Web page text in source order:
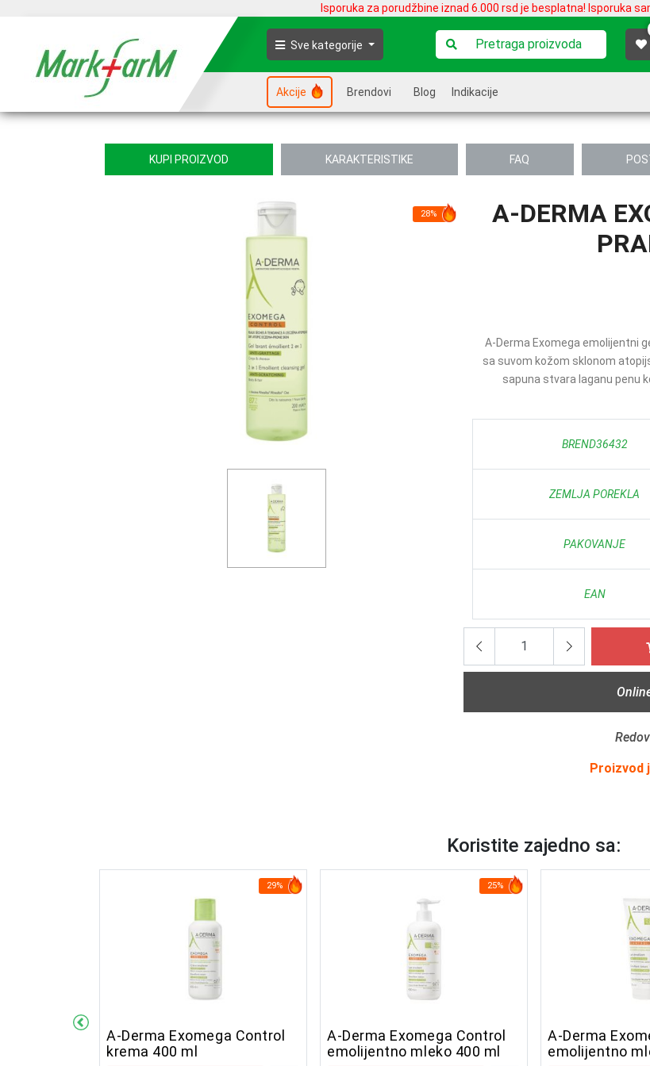
Isporuka za porudžbine iznad 6.000 rsd je besplatna! Isporuka
Sve kategorije
Akcije Brendovi Blog Indikacije
KUPI PROIZVOD KARAKTERISTIKE FAQ
28%
A-DERMA
A-Derma Exomega emolijentni
sa suvom kožom sklonom
sapuna stvara laganu penu
BREND36432
ZEMLJA POREKLA
PAKOVANJE
EAN
Proizvod
Koristite zajedno sa:
29%
A-Derma Exomega Control
krema 400 ml
25%
A-Derma Exomega Control
emolijentno mleko 400 ml
A-Derma
emolijentno